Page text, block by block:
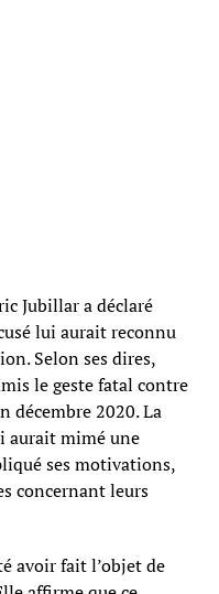
Jubillar a déclaré
lui aurait reconnu
Selon ses dires,
le geste fatal contre
décembre 2020. La
aurait mimé une
ses motivations,
concernant leurs
avoir fait l’objet de